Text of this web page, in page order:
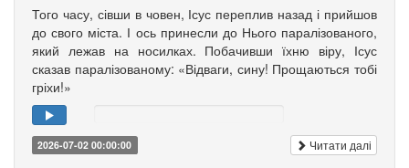
Того часу, сівши в човен, Ісус переплив назад і прийшов
до свого міста. І ось принесли до Нього паралізованого,
який лежав на носилках. Побачивши їхню віру, Ісус
сказав паралізованому: «Відваги, сину! Прощаються тобі
гріхи!»
2026-07-02 00:00:00 Читати далі